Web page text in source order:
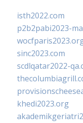
isth2022.com
p2b2pabi2023-
sinc2023.com
scdlqatar2022-
khedi2023.org